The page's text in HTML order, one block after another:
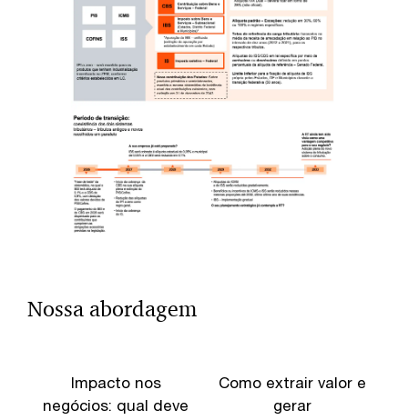
Nossa abordagem
Impacto nos
negócios: qual deve
Como extrair valor e
gerar